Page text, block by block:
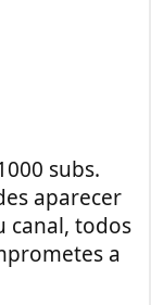
subs.
aparecer
canal, todos
a